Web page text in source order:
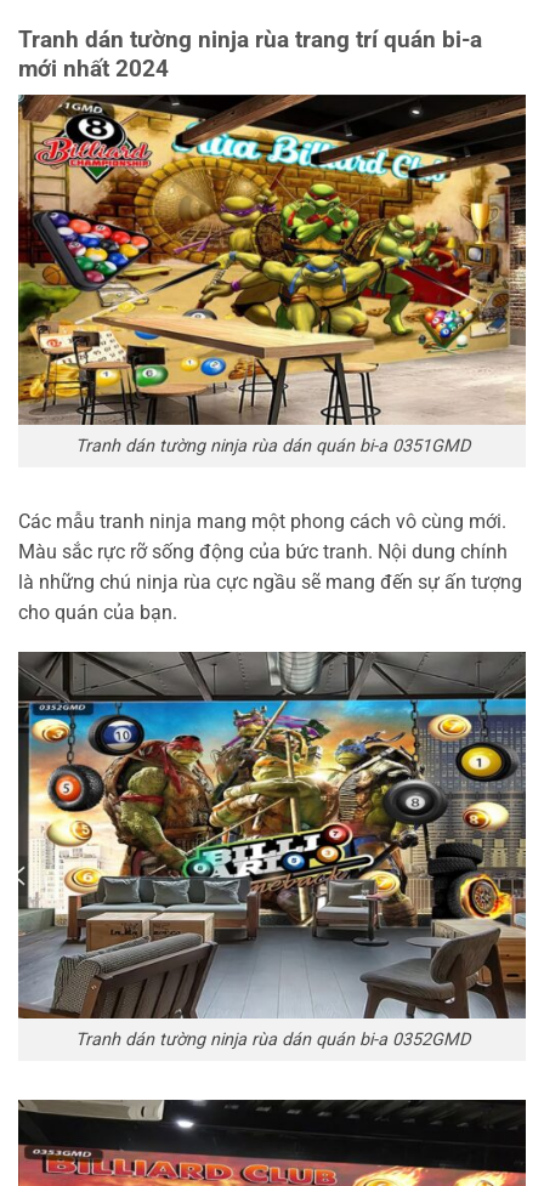
Tranh dán tường ninja rùa trang trí quán bi-a
mới nhất 2024
Tranh dán tường ninja rùa dán quán bi-a 0351GMD
Các mẫu tranh ninja mang một phong cách vô cùng mới.
Màu sắc rực rỡ sống động của bức tranh. Nội dung chính
là những chú ninja rùa cực ngầu sẽ mang đến sự ấn tượng
cho quán của bạn.
Tranh dán tường ninja rùa dán quán bi-a 0352GMD